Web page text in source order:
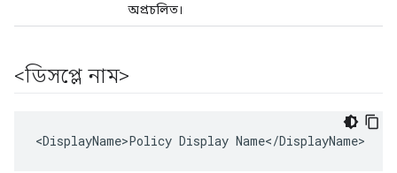
অপ্রচলিত।
<ডিসপ্লে নাম>
<DisplayName>Policy Display Name</DisplayName>